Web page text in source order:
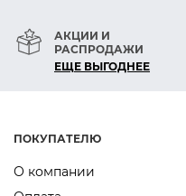
АКЦИИ И
РАСПРОДАЖИ
ЕЩЕ ВЫГОДНЕЕ
ПОКУПАТЕЛЮ
О компании